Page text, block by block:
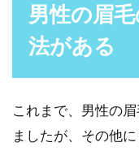
男性の眉
法がある
これまで、男性の
ましたが、その他